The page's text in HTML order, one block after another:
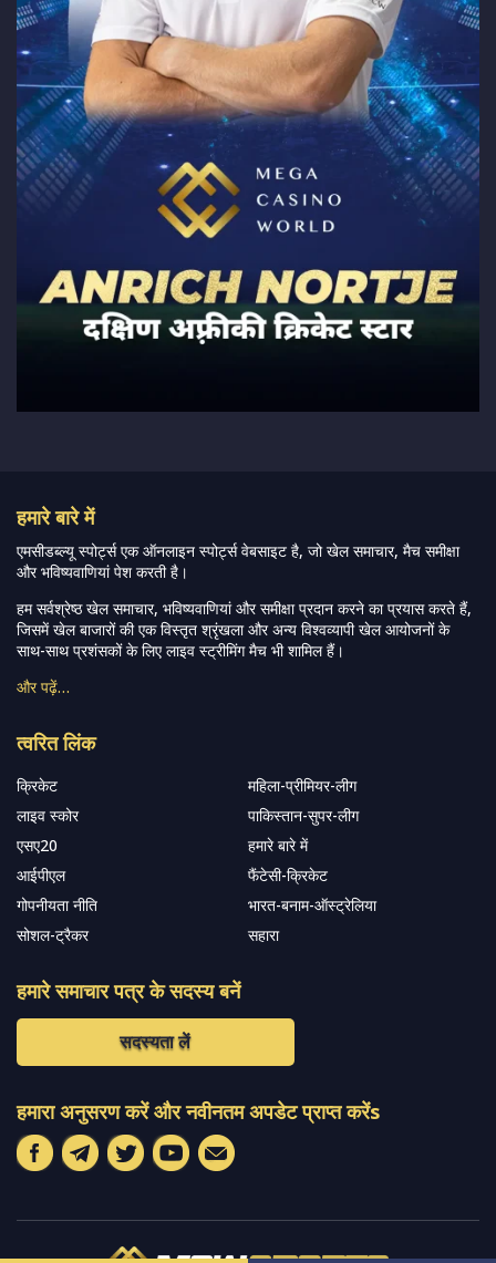
हमारे बारे में
एमसीडब्ल्यू स्पोर्ट्स एक ऑनलाइन स्पोर्ट्स वेबसाइट है, जो खेल समाचार, मैच समीक्षा
और भविष्यवाणियां पेश करती है।
हम सर्वश्रेष्ठ खेल समाचार, भविष्यवाणियां और समीक्षा प्रदान करने का प्रयास करते हैं,
जिसमें खेल बाजारों की एक विस्तृत श्रृंखला और अन्य विश्वव्यापी खेल आयोजनों के
साथ-साथ प्रशंसकों के लिए लाइव स्ट्रीमिंग मैच भी शामिल हैं।
और पढ़ें…
त्वरित लिंक
क्रिकेट
महिला-प्रीमियर-लीग
लाइव स्कोर
पाकिस्तान-सुपर-लीग
एसए20
हमारे बारे में
आईपीएल
फैंटेसी-क्रिकेट
गोपनीयता नीति
भारत-बनाम-ऑस्ट्रेलिया
सोशल-ट्रैकर
सहारा
हमारे समाचार पत्र के सदस्य बनें
सदस्यता लें
हमारा अनुसरण करें और नवीनतम अपडेट प्राप्त करेंs